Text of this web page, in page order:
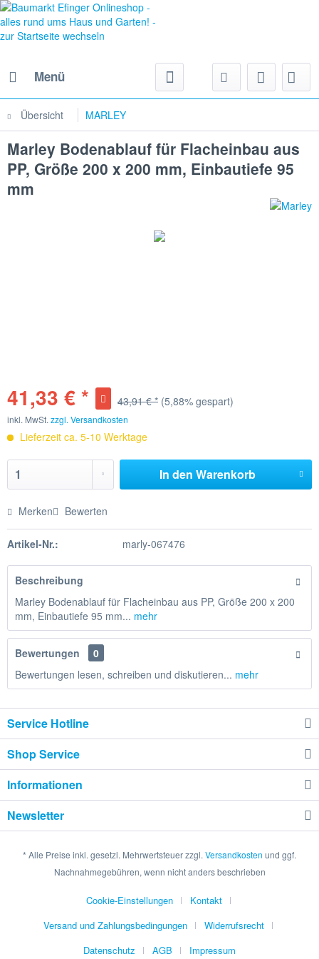
Menü
Übersicht MARLEY
Marley Bodenablauf für Flacheinbau aus
PP, Größe 200 x 200 mm, Einbautiefe 95
mm
41,33 € * 43,91 € * (5,88% gespart)
inkl. MwSt. zzgl. Versandkosten
Lieferzeit ca. 5-10 Werktage
In den Warenkorb
Merken Bewerten
Artikel-Nr.: marly-067476
Beschreibung
Marley Bodenablauf für Flacheinbau aus PP, Größe 200 x 200
mm, Einbautiefe 95 mm... mehr
Bewertungen
0
Bewertungen lesen, schreiben und diskutieren... mehr
Service Hotline
Shop Service
Informationen
Newsletter
* Alle Preise inkl. gesetzl. Mehrwertsteuer zzgl. Versandkosten und ggf.
Nachnahmegebühren, wenn nicht anders beschrieben
Cookie-Einstellungen
Kontakt
Versand und Zahlungsbedingungen
Widerrufsrecht
Datenschutz
AGB Impressum